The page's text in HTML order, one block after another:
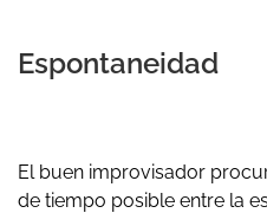
Espontaneidad
El buen improvisador
de tiempo posible entre la